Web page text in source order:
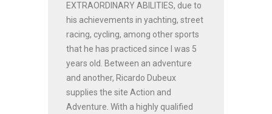
EXTRAORDINARY ABILITIES, due to
his achievements in yachting, street
racing, cycling, among other sports
that he has practiced since I was 5
years old. Between an adventure
and another, Ricardo Dubeux
supplies the site Action and
Adventure. With a highly qualified